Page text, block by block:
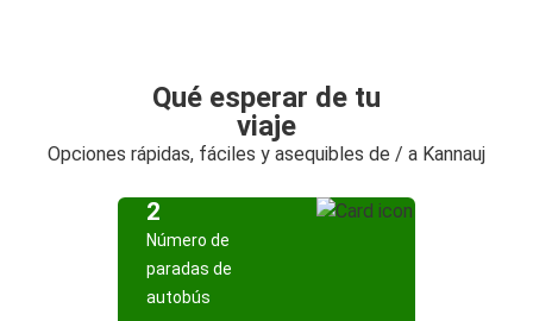
Qué esperar de tu
viaje
Opciones rápidas, fáciles y asequibles de / a Kannauj
2
Número de
paradas de
autobús